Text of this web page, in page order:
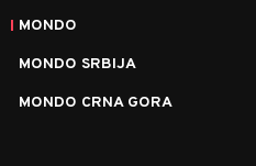
MONDO
MONDO SRBIJA
MONDO CRNA GORA